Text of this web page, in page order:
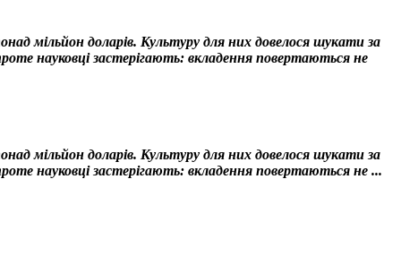
мільйон доларів. Культуру для них довелося шукати за
науковці застерігають: вкладення повертаються не
мільйон доларів. Культуру для них довелося шукати за
науковці застерігають: вкладення повертаються не ...